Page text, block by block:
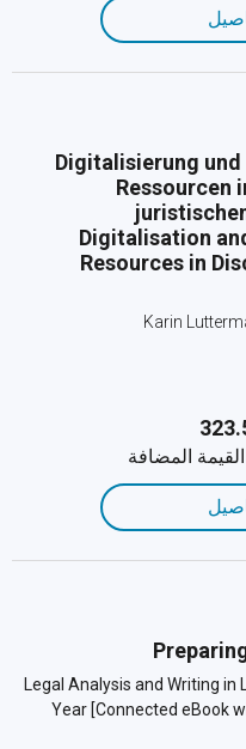
Digitalisierung
Ressourcen
Digitalisation
Resources in
Karin
المضافة
Legal Analysis and Writing in
Year [Connected eBook